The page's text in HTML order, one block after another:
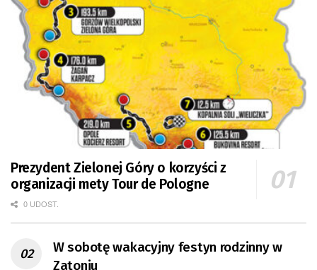
Prezydent Zielonej Góry o korzyści z
organizacji mety Tour de Pologne
0 UDOST.
W sobotę wakacyjny festyn rodzinny w
Zatoniu